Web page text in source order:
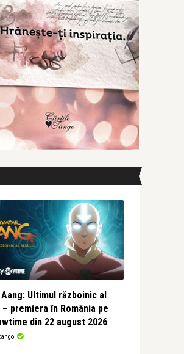
Ultimul războinic al
premiera în România pe
din 22 august 2026